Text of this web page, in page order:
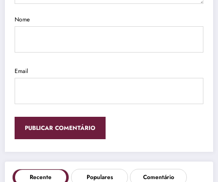
Nome
Email
Recente Populares Comentário